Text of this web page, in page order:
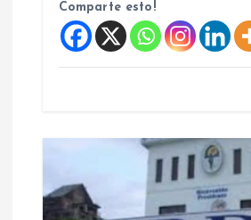
Comparte esto!